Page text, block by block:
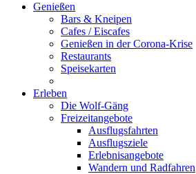
Genießen
Bars & Kneipen
Cafes / Eiscafes
Genießen in der Corona-Krise
Restaurants
Speisekarten
Erleben
Die Wolf-Gäng
Freizeitangebote
Ausflugsfahrten
Ausflugsziele
Erlebnisangebote
Wandern und Radfahren